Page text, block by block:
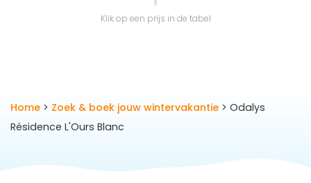
Klik op een prijs in de tabel
Home > Zoek & boek jouw wintervakantie > Odalys
Résidence L'Ours Blanc